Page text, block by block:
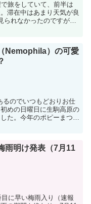
旅をしていて、前半は
滞在中はあまり天気が良
られなかったのですが、
Nemophila）の可愛
るのでいつもどおりお仕
めの日曜日に生駒高原の
た。今年のポピーまつり
雨明け発表（7月11
に早い梅雨入り（速報